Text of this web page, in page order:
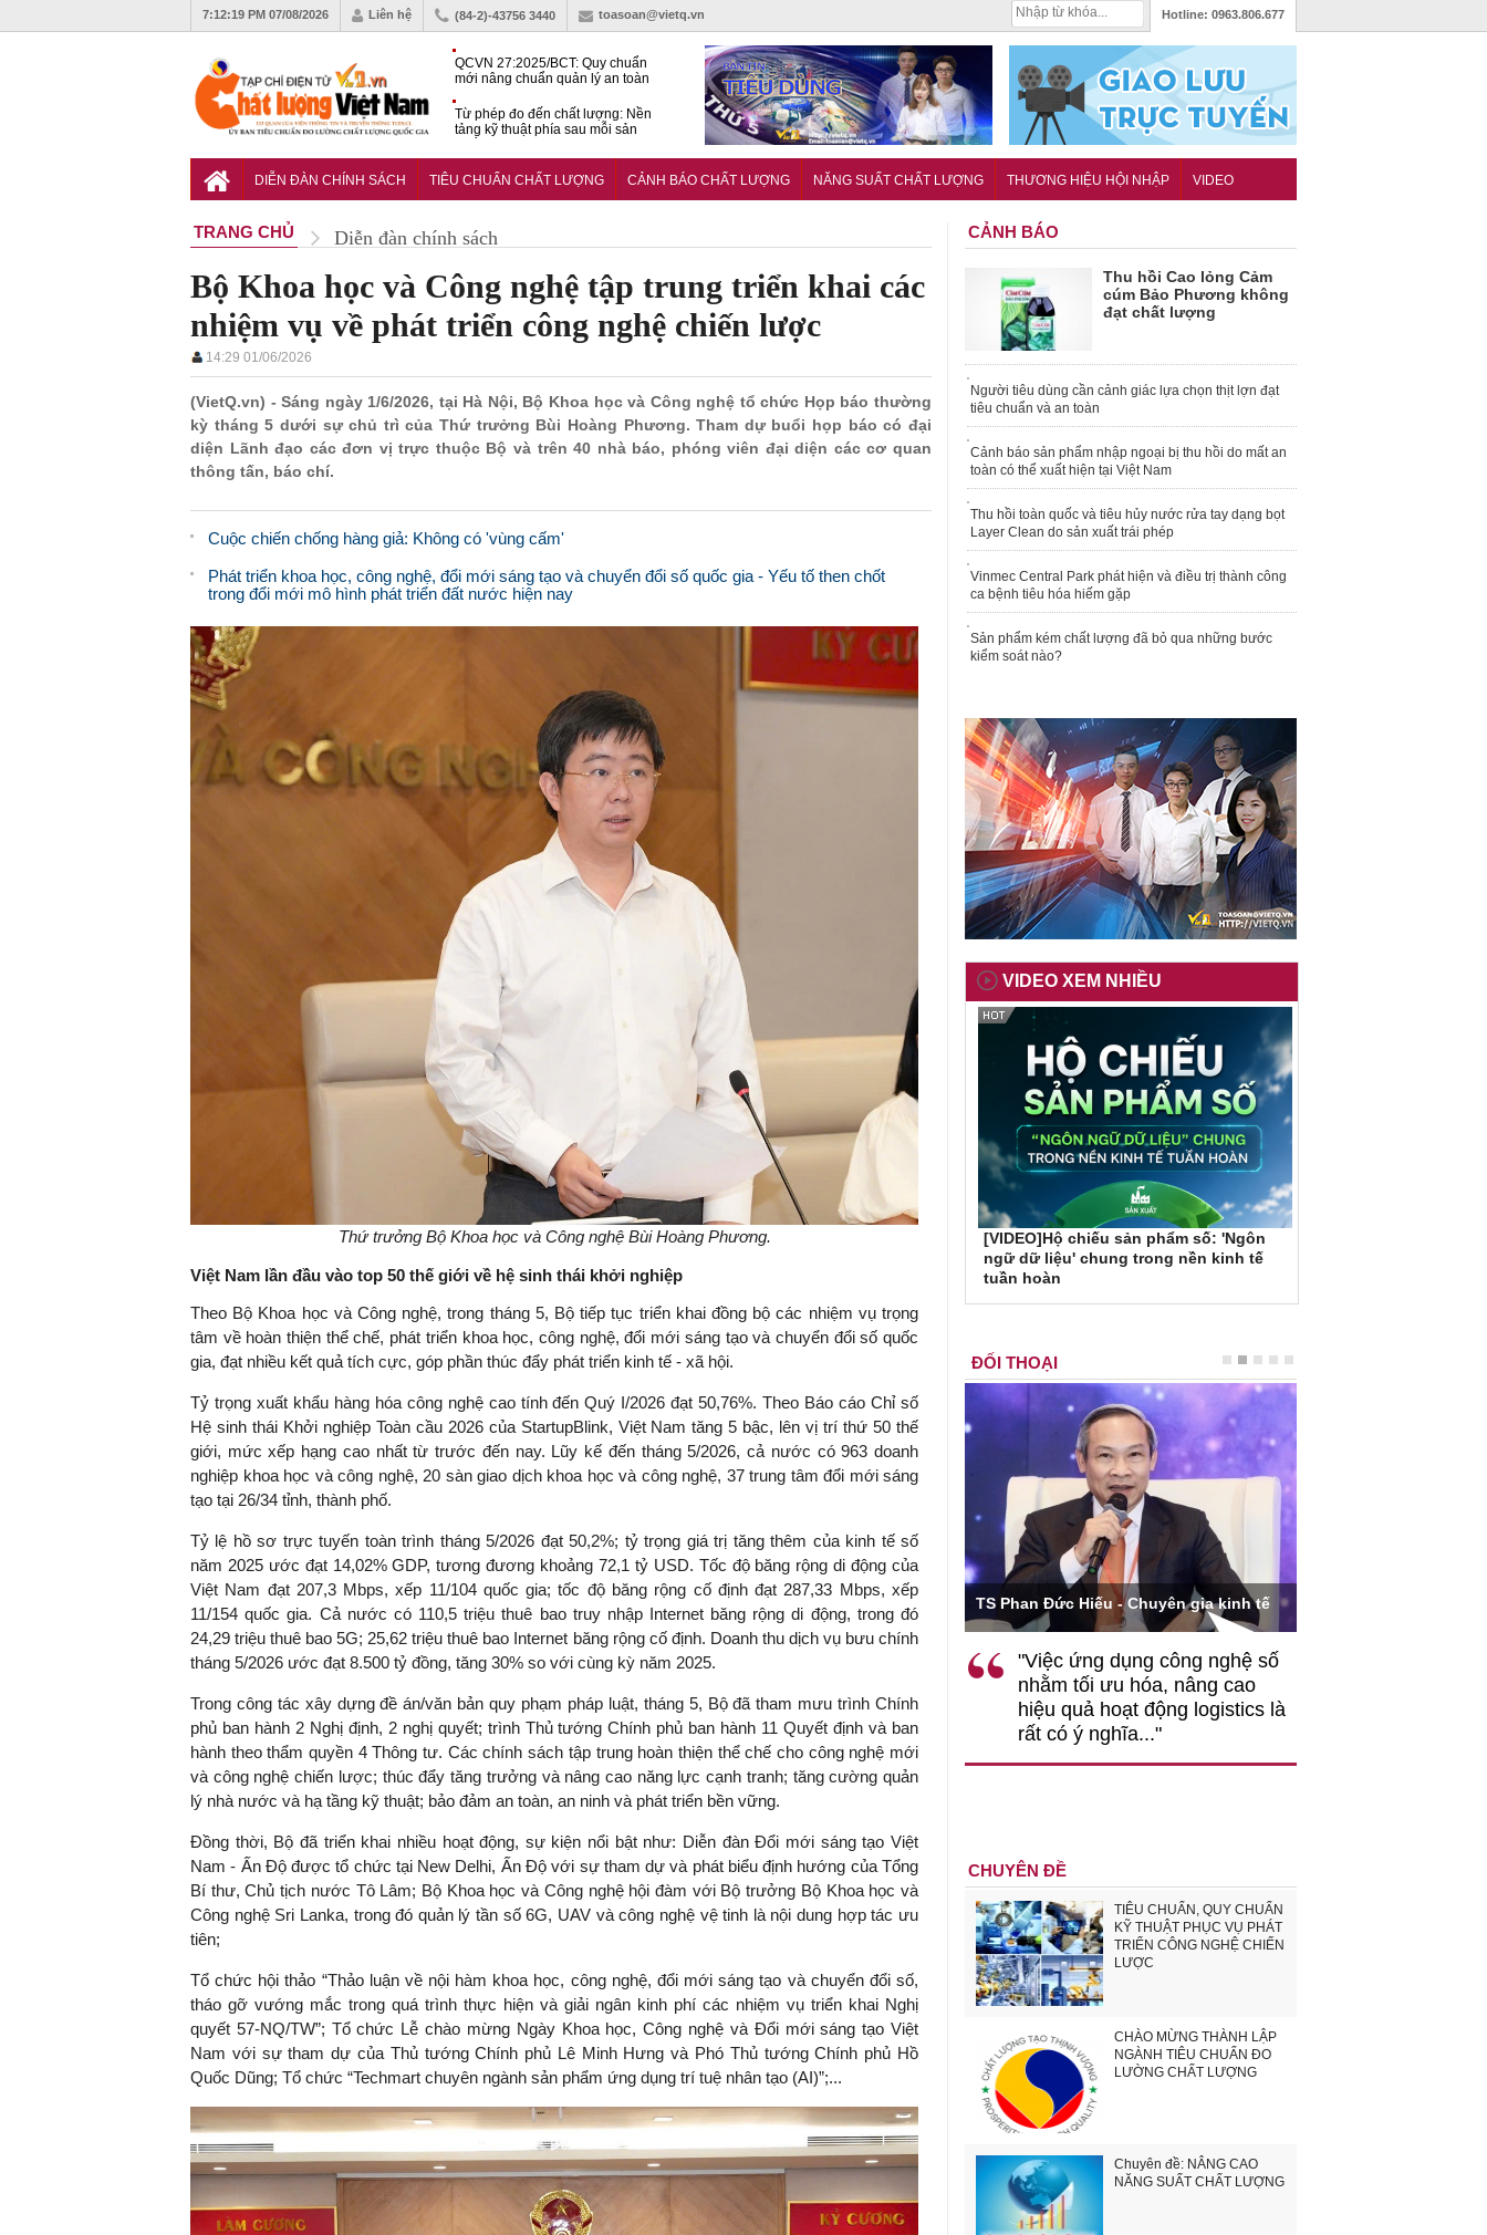
7:12:20 PM 07/08/2026 Liên hệ (84-2)-43756 3440 toasoan@vietq.vn Hotline: 0963.806.677
QCVN 27:2025/BCT: Quy chuẩn
mới nâng chuẩn quản lý an toàn
Từ phép đo đến chất lượng: Nền
tảng kỹ thuật phía sau mỗi sản
của quy hoạch đô thị tri thức tại
DIỄN ĐÀN CHÍNH SÁCH TIÊU CHUẨN CHẤT LƯỢNG CẢNH BÁO CHẤT LƯỢNG NĂNG SUẤT CHẤT LƯỢNG THƯƠNG HIỆU HỘI NHẬP VIDEO
TRANG CHỦ Diễn đàn chính sách
Bộ Khoa học và Công nghệ tập trung triển khai các
nhiệm vụ về phát triển công nghệ chiến lược
14:29 01/06/2026
(VietQ.vn) - Sáng ngày 1/6/2026, tại Hà Nội, Bộ Khoa học và Công nghệ tổ chức Họp báo thường
kỳ tháng 5 dưới sự chủ trì của Thứ trưởng Bùi Hoàng Phương. Tham dự buổi họp báo có đại
diện Lãnh đạo các đơn vị trực thuộc Bộ và trên 40 nhà báo, phóng viên đại diện các cơ quan
thông tấn, báo chí.
Cuộc chiến chống hàng giả: Không có 'vùng cấm'
Phát triển khoa học, công nghệ, đổi mới sáng tạo và chuyển đổi số quốc gia - Yếu tố then chốt
trong đổi mới mô hình phát triển đất nước hiện nay
Thứ trưởng Bộ Khoa học và Công nghệ Bùi Hoàng Phương.
Việt Nam lần đầu vào top 50 thế giới về hệ sinh thái khởi nghiệp
Theo Bộ Khoa học và Công nghệ, trong tháng 5, Bộ tiếp tục triển khai đồng bộ các nhiệm vụ trọng
tâm về hoàn thiện thể chế, phát triển khoa học, công nghệ, đổi mới sáng tạo và chuyển đổi số quốc
gia, đạt nhiều kết quả tích cực, góp phần thúc đẩy phát triển kinh tế - xã hội.
Tỷ trọng xuất khẩu hàng hóa công nghệ cao tính đến Quý I/2026 đạt 50,76%. Theo Báo cáo Chỉ số
Hệ sinh thái Khởi nghiệp Toàn cầu 2026 của StartupBlink, Việt Nam tăng 5 bậc, lên vị trí thứ 50 thế
giới, mức xếp hạng cao nhất từ trước đến nay. Lũy kế đến tháng 5/2026, cả nước có 963 doanh
nghiệp khoa học và công nghệ, 20 sàn giao dịch khoa học và công nghệ, 37 trung tâm đổi mới sáng
tạo tại 26/34 tỉnh, thành phố.
Tỷ lệ hồ sơ trực tuyến toàn trình tháng 5/2026 đạt 50,2%; tỷ trọng giá trị tăng thêm của kinh tế số
năm 2025 ước đạt 14,02% GDP, tương đương khoảng 72,1 tỷ USD. Tốc độ băng rộng di động của
Việt Nam đạt 207,3 Mbps, xếp 11/104 quốc gia; tốc độ băng rộng cố định đạt 287,33 Mbps, xếp
11/154 quốc gia. Cả nước có 110,5 triệu thuê bao truy nhập Internet băng rộng di động, trong đó
24,29 triệu thuê bao 5G; 25,62 triệu thuê bao Internet băng rộng cố định. Doanh thu dịch vụ bưu chính
tháng 5/2026 ước đạt 8.500 tỷ đồng, tăng 30% so với cùng kỳ năm 2025.
Trong công tác xây dựng đề án/văn bản quy phạm pháp luật, tháng 5, Bộ đã tham mưu trình Chính
phủ ban hành 2 Nghị định, 2 nghị quyết; trình Thủ tướng Chính phủ ban hành 11 Quyết định và ban
hành theo thẩm quyền 4 Thông tư. Các chính sách tập trung hoàn thiện thể chế cho công nghệ mới
và công nghệ chiến lược; thúc đẩy tăng trưởng và nâng cao năng lực cạnh tranh; tăng cường quản
lý nhà nước và hạ tầng kỹ thuật; bảo đảm an toàn, an ninh và phát triển bền vững.
Đồng thời, Bộ đã triển khai nhiều hoạt động, sự kiện nổi bật như: Diễn đàn Đổi mới sáng tạo Việt
Nam - Ấn Độ được tổ chức tại New Delhi, Ấn Độ với sự tham dự và phát biểu định hướng của Tổng
Bí thư, Chủ tịch nước Tô Lâm; Bộ Khoa học và Công nghệ hội đàm với Bộ trưởng Bộ Khoa học và
Công nghệ Sri Lanka, trong đó quản lý tần số 6G, UAV và công nghệ vệ tinh là nội dung hợp tác ưu
tiên;
Tổ chức hội thảo “Thảo luận về nội hàm khoa học, công nghệ, đổi mới sáng tạo và chuyển đổi số,
tháo gỡ vướng mắc trong quá trình thực hiện và giải ngân kinh phí các nhiệm vụ triển khai Nghị
quyết 57-NQ/TW”; Tổ chức Lễ chào mừng Ngày Khoa học, Công nghệ và Đổi mới sáng tạo Việt
Nam với sự tham dự của Thủ tướng Chính phủ Lê Minh Hưng và Phó Thủ tướng Chính phủ Hồ
Quốc Dũng; Tổ chức “Techmart chuyên ngành sản phẩm ứng dụng trí tuệ nhân tạo (AI)”;...
CẢNH BÁO
Thu hồi Cao lỏng Cảm
cúm Bảo Phương không
đạt chất lượng
Người tiêu dùng cần cảnh giác lựa chọn thịt lợn đạt
tiêu chuẩn và an toàn
Cảnh báo sản phẩm nhập ngoại bị thu hồi do mất an
toàn có thể xuất hiện tại Việt Nam
Thu hồi toàn quốc và tiêu hủy nước rửa tay dạng bọt
Layer Clean do sản xuất trái phép
Vinmec Central Park phát hiện và điều trị thành công
ca bệnh tiêu hóa hiếm gặp
Sản phẩm kém chất lượng đã bỏ qua những bước
kiểm soát nào?
VIDEO XEM NHIỀU
[VIDEO]Hộ chiếu sản phẩm số: 'Ngôn
ngữ dữ liệu' chung trong nền kinh tế
tuần hoàn
ĐỐI THOẠI
TS. Nguyễn Đức Độ - Phó Viện trưởng
Viện Kinh tế Tài chính
"Có rất nhiều việc phải làm
đang được tiến hành như tăng
đầu tư cho khoa học công
nghệ; ban hành các cơ chế
khuyến khích đổi mới sáng tạo,
khởi nghiệp..."
Việc sử dụng hiệu quả chính
nghĩa hỗ trợ ngắn hạn mà còn
đóng vai trò tạo nền tảng cho
tăng trưởng bền vững dài hạn.
TS Phan Đức Hiếu - Chuyên gia kinh tế
"Việc ứng dụng công nghệ số
nhằm tối ưu hóa, nâng cao
hiệu quả hoạt động logistics là
rất có ý nghĩa..."
CHUYÊN ĐỀ
TIÊU CHUẨN, QUY CHUẨN
KỸ THUẬT PHỤC VỤ PHÁT
TRIỂN CÔNG NGHỆ CHIẾN
LƯỢC
CHÀO MỪNG THÀNH LẬP
NGÀNH TIÊU CHUẨN ĐO
LƯỜNG CHẤT LƯỢNG
Chuyên đề: NÂNG CAO
NĂNG SUẤT CHẤT LƯỢNG